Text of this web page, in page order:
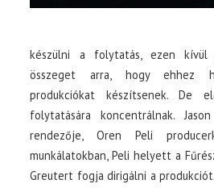
készülni a folytatás, ezen
összeget arra, hogy ehhez
produkciókat készítsenek. De
folytatására koncentrálnak.
rendezője, Oren Peli
munkálatokban, Peli helyett a
Greutert fogja dirigálni a